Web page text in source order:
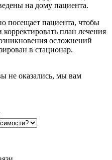
на дому пациента.
посещает пациента, чтобы
корректировать план лечения
осложнений
в стационар.
не оказались, мы вам